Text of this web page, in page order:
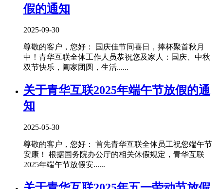
假的通知
2025-09-30
尊敬的客户，您好： 国庆佳节同喜日，捧杯聚首秋月
中！青华互联全体工作人员恭祝您及家人：国庆、中秋
双节快乐，阖家团圆，生活......
关于青华互联2025年端午节放假的通
知
2025-05-30
尊敬的客户，您好： 首先青华互联全体员工祝您端午节
安康！ 根据国务院办公厅的相关休假规定，青华互联
2025年端午节放假安......